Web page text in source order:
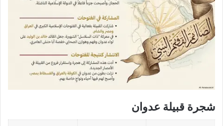
شجرة قبيلة عدوان